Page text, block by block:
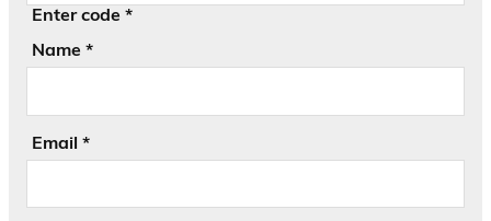
Enter code *
Name *
Email *